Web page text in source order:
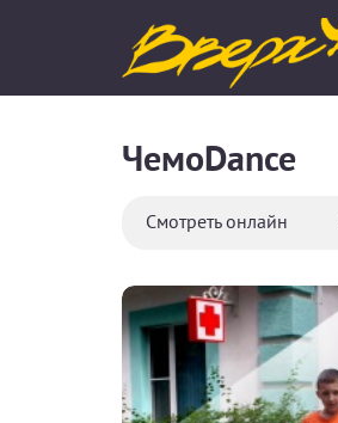
ЧемоDance
Смотреть онлайн